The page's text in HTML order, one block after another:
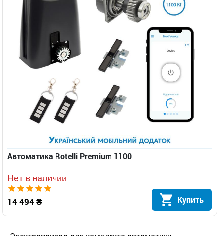
Автоматика Rotelli Premium 1100
Нет в наличии
14 494 ₴ Купить